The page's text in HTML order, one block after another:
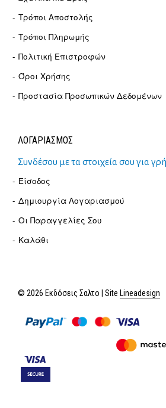
Τρόποι Αποστολής
Τρόποι Πληρωμής
Πολιτική Επιστροφών
Όροι Χρήσης
Προστασία Προσωπικών Δεδομένων
ΛΟΓΑΡΙΑΣΜΟΣ
Συνδέσου με τα στοιχεία σου για
Είσοδος
Δημιουργία Λογαριασμού
Οι Παραγγελίες Σου
Καλάθι
© 2026 Εκδόσεις Σαλτο | Site Lineadesign